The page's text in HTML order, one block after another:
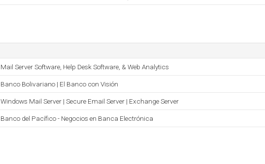
Mail Server Software, Help Desk Software, & Web Analytics
Banco Bolivariano | El Banco con Visión
Windows Mail Server | Secure Email Server | Exchange Server
Banco del Pacífico - Negocios en Banca Electrónica